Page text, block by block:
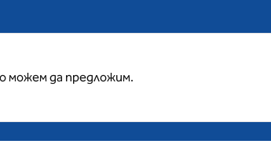
можем да предложим.